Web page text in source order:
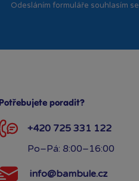
Odesláním formuláře souhlasím se
Potřebujete poradit?
+420 725 331 122
Po–Pá: 8:00–16:00
info@bambule.cz